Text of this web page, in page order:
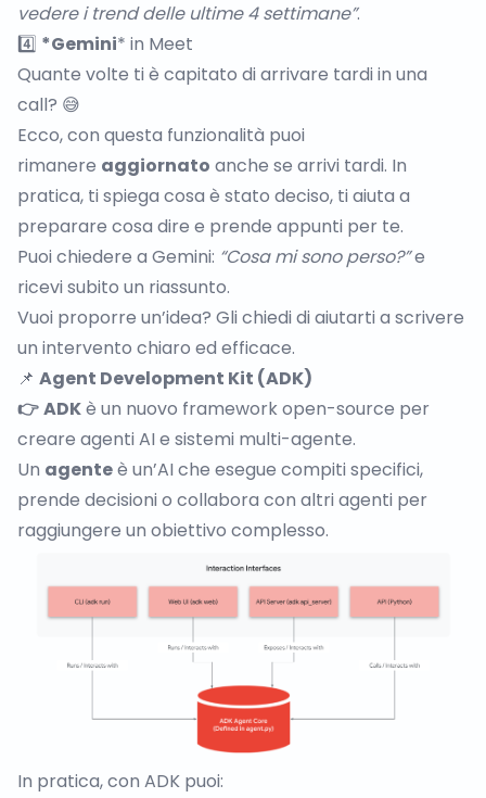
vedere i trend delle ultime 4 settimane”.
4️⃣ *Gemini* in Meet
Quante volte ti è capitato di arrivare tardi in una
call? 😅
Ecco, con questa funzionalità puoi
rimanere aggiornato anche se arrivi tardi. In
pratica, ti spiega cosa è stato deciso, ti aiuta a
preparare cosa dire e prende appunti per te.
Puoi chiedere a Gemini: “Cosa mi sono perso?”e
ricevi subito un riassunto.
Vuoi proporre un’idea? Gli chiedi di aiutarti a scrivere
un intervento chiaro ed efficace.
📌 Agent Development Kit (ADK)
👉ADKè un nuovo framework open-source per
creare agenti AI e sistemi multi-agente.
Un agenteè un’AI che esegue compiti specifici,
prende decisioni o collabora con altri agenti per
raggiungere un obiettivo complesso.
In pratica, con ADK puoi: